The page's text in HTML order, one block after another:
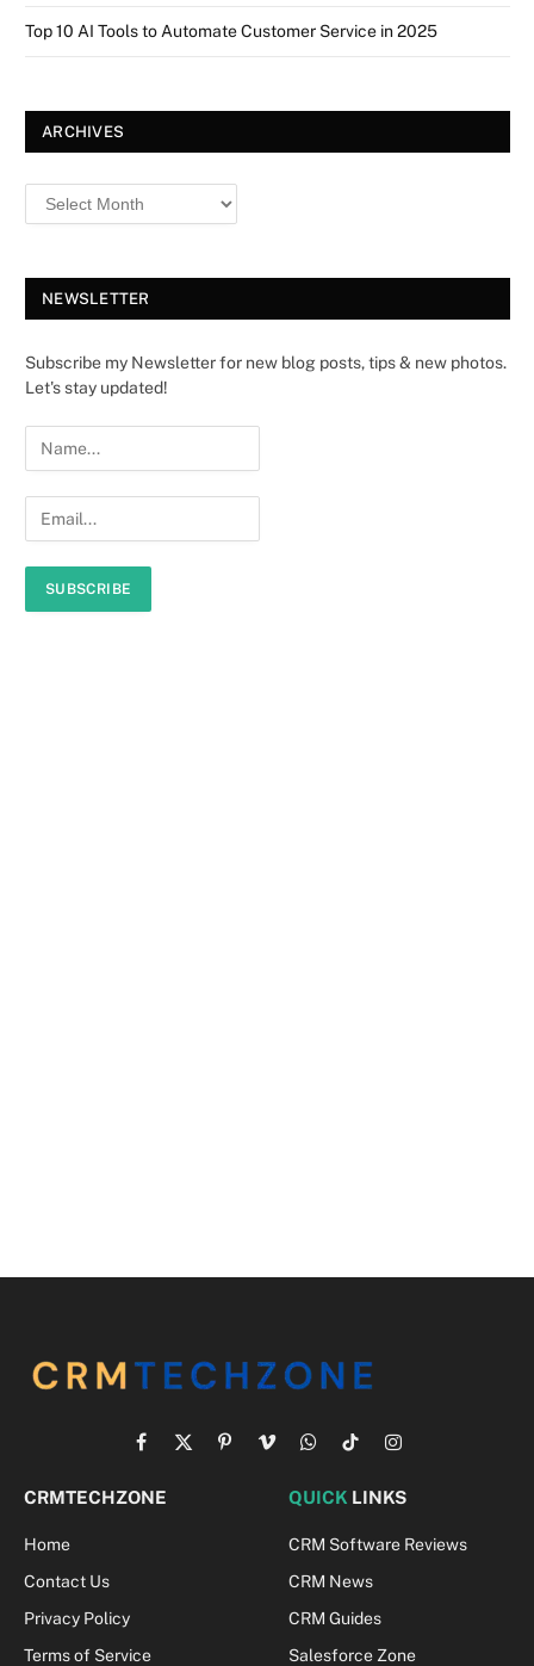
Top 10 AI Tools to Automate Customer Service in 2025
ARCHIVES
NEWSLETTER
Subscribe my Newsletter for new blog posts, tips & new photos.
Let's stay updated!
Facebook
X
PinterestVimeoWhatsApp
TikTokInstagram
CRMTECHZONE
Home
Contact Us
Privacy Policy
Terms of Service
QUICK LINKS
CRM Software Reviews
CRM News
CRM Guides
Salesforce Zone